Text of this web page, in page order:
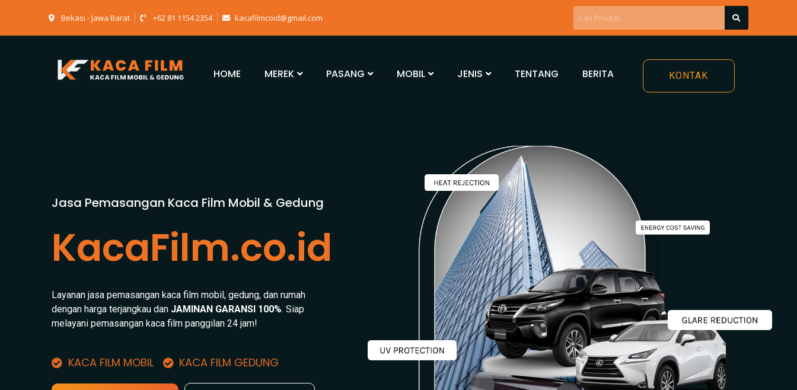
Bekasi - Jawa Barat +62 81 1154 2354 kacafilmcoid@gmail.com
HOME MEREK PASANG MOBIL JENIS TENTANG BERITA KONTAK
Jasa Pemasangan Kaca Film Mobil & Gedung
KacaFilm.co.id
Layanan jasa pemasangan kaca film mobil, gedung, dan rumah
dengan harga terjangkau dan JAMINAN GARANSI 100%. Siap
melayani pemasangan kaca film panggilan 24 jam!
KACA FILM MOBIL KACA FILM GEDUNG